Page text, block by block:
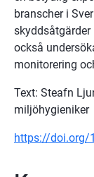
branscher i
skyddsåtgärder
också
monitorering
Text: Steafn
miljöhygieniker
https://doi.org/